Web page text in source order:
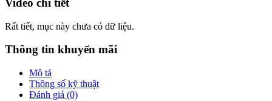
Video chi tiết
Rất tiết, mục này chưa có dữ liệu.
Thông tin khuyến mãi
Mô tả
Thông số kỹ thuật
Đánh giá (0)